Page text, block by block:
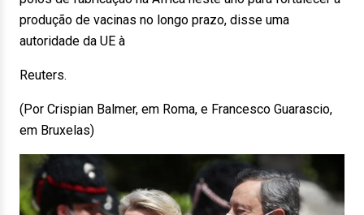
produção de vacinas no longo prazo, disse uma
autoridade da UE à
Reuters.
(Por Crispian Balmer, em Roma, e Francesco Guarascio,
em Bruxelas)